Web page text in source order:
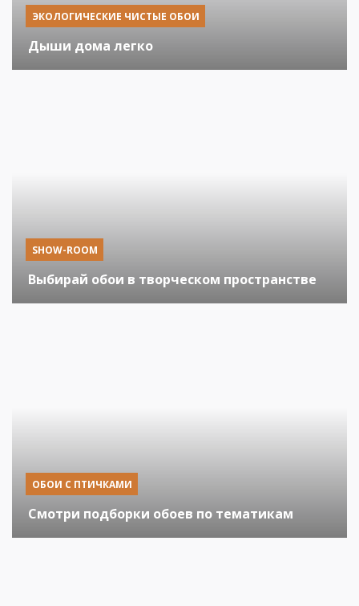
ЭКОЛОГИЧЕСКИЕ ЧИСТЫЕ ОБОИ
Дыши дома легко
SHOW-ROOM
Выбирай обои в творческом пространстве
ОБОИ С ПТИЧКАМИ
Смотри подборки обоев по тематикам